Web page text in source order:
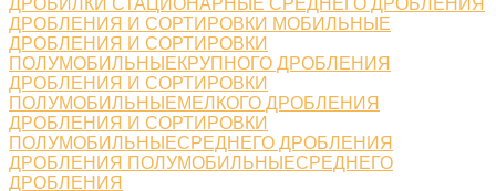
ДРОБИЛКИ СТАЦИОНАРНЫЕ СРЕДНЕГО ДРОБЛЕНИЯ
ДРОБЛЕНИЯ И СОРТИРОВКИ МОБИЛЬНЫЕ
ДРОБЛЕНИЯ И СОРТИРОВКИ
ПОЛУМОБИЛЬНЫЕКРУПНОГО ДРОБЛЕНИЯ
ДРОБЛЕНИЯ И СОРТИРОВКИ
ПОЛУМОБИЛЬНЫЕМЕЛКОГО ДРОБЛЕНИЯ
ДРОБЛЕНИЯ И СОРТИРОВКИ
ПОЛУМОБИЛЬНЫЕСРЕДНЕГО ДРОБЛЕНИЯ
ДРОБЛЕНИЯ ПОЛУМОБИЛЬНЫЕСРЕДНЕГО
ДРОБЛЕНИЯ